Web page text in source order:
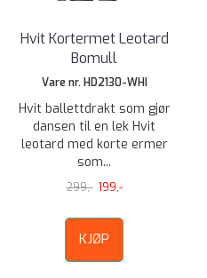
Hvit Kortermet Leotard
Bomull
Vare nr. HD2130-WHI
Hvit ballettdrakt som gjør
dansen til en lek Hvit
leotard med korte ermer
som...
299,- 199,-
KJØP